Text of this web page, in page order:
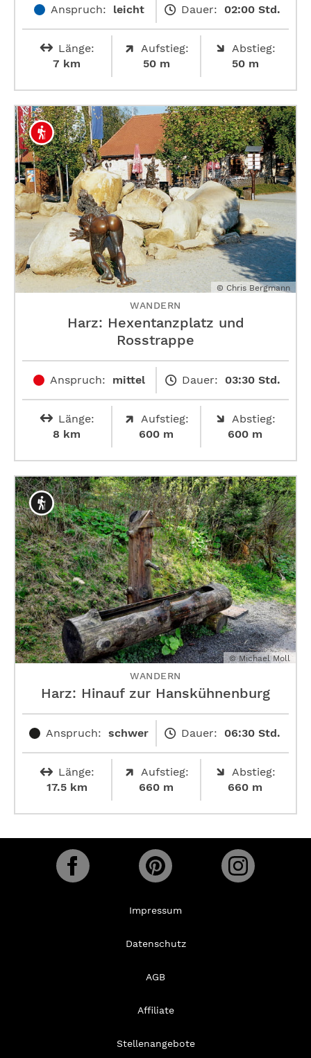
Anspruch: leicht Dauer: 02:00 Std.
Länge:
7 km
Aufstieg:
50 m
Abstieg:
50 m
© Chris Bergmann
WANDERN
Harz: Hexentanzplatz und
Rosstrappe
Anspruch: mittel Dauer: 03:30 Std.
Länge:
8 km
Aufstieg:
600 m
Abstieg:
600 m
© Michael Moll
WANDERN
Harz: Hinauf zur ­Hanskühnenburg
Anspruch: schwer Dauer: 06:30 Std.
Länge:
17.5 km
Aufstieg:
660 m
Abstieg:
660 m
Impressum
Datenschutz
AGB
Affiliate
Stellenangebote